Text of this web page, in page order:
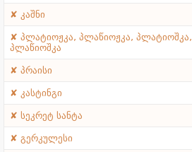
კაშნი
პლატიოჟკა, პლაწიოჟკა, პლატიოშკა,
პლაწიოშკა
პრაისი
კასტინგი
სეკრეტ სანტა
გერკულესი